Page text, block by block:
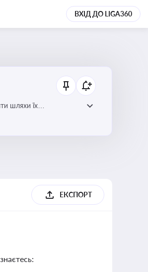
ВХІД ДО LIGA360
шляхи їх
ЕКСПОРТ